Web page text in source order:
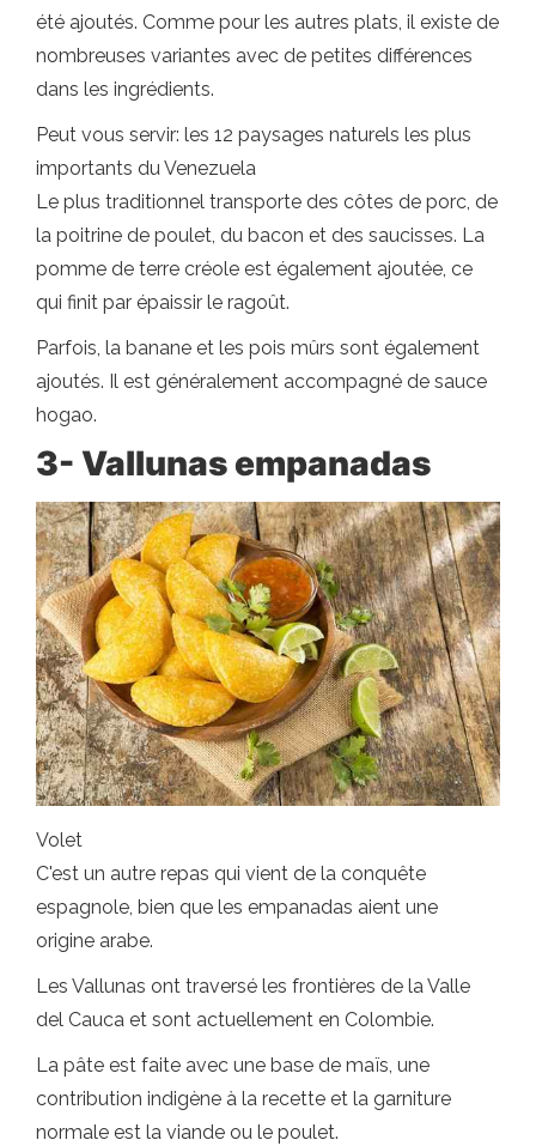
été ajoutés. Comme pour les autres plats, il existe de
nombreuses variantes avec de petites différences
dans les ingrédients.
Peut vous servir: les 12 paysages naturels les plus
importants du Venezuela
Le plus traditionnel transporte des côtes de porc, de
la poitrine de poulet, du bacon et des saucisses. La
pomme de terre créole est également ajoutée, ce
qui finit par épaissir le ragoût.
Parfois, la banane et les pois mûrs sont également
ajoutés. Il est généralement accompagné de sauce
hogao.
3- Vallunas empanadas
Volet
C'est un autre repas qui vient de la conquête
espagnole, bien que les empanadas aient une
origine arabe.
Les Vallunas ont traversé les frontières de la Valle
del Cauca et sont actuellement en Colombie.
La pâte est faite avec une base de maïs, une
contribution indigène à la recette et la garniture
normale est la viande ou le poulet.